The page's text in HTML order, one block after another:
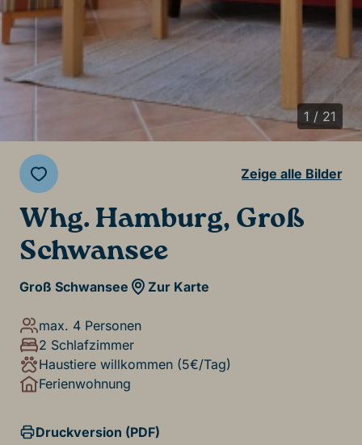
1 / 21
Zeige alle Bilder
Whg. Hamburg, Groß
Schwansee
Groß Schwansee Zur Karte
max. 4 Personen
2 Schlafzimmer
Haustiere willkommen (5€/Tag)
Ferienwohnung
Druckversion (PDF)